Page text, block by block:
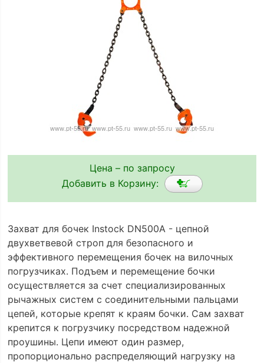
Цена – по запросу
Добавить в Корзину:
Захват для бочек Instock DN500A - цепной
двухветвевой строп для безопасного и
эффективного перемещения бочек на вилочных
погрузчиках. Подъем и перемещение бочки
осуществляется за счет специализированных
рычажных систем с соединительными пальцами
цепей, которые крепят к краям бочки. Сам захват
крепится к погрузчику посредством надежной
проушины. Цепи имеют один размер,
пропорционально распределяющий нагрузку на